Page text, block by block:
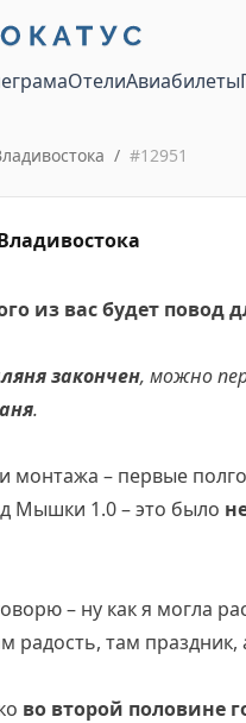
ОтелиАвиабилеты
/ #12951
из вас будет повод
закончен, можно
.
– первые
Мышки 1.0 – это было
– ну как я могла
радость, там
во второй половине